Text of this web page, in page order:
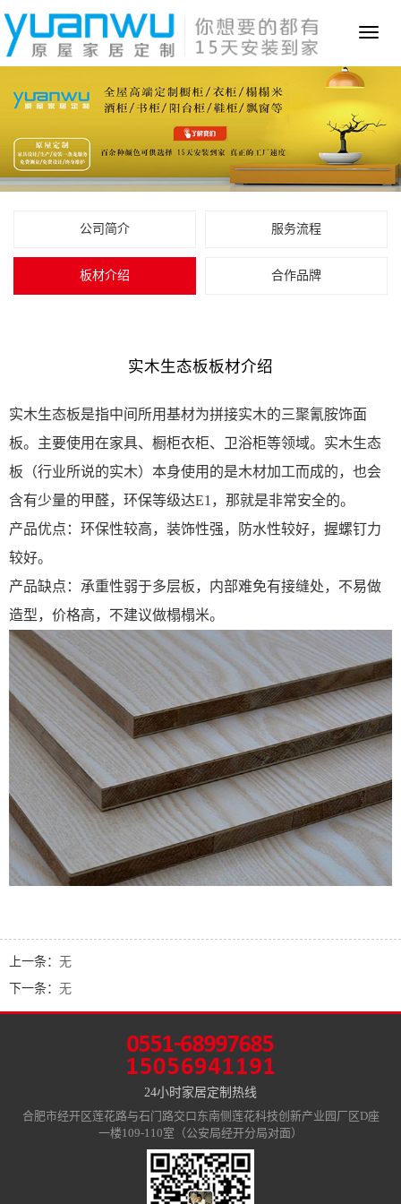
Toggle
公司简介 服务流程
板材介绍 合作品牌
实木生态板板材介绍
实木生态板是指中间所用基材为拼接实木的三聚氰胺饰面
板。主要使用在家具、橱柜衣柜、卫浴柜等领域。实木生态
板（行业所说的实木）本身使用的是木材加工而成的，也会
含有少量的甲醛，环保等级达E1，那就是非常安全的。
产品优点：环保性较高，装饰性强，防水性较好，握螺钉力
较好。
产品缺点：承重性弱于多层板，内部难免有接缝处，不易做
造型，价格高，不建议做榻榻米。
上一条： 无
下一条： 无
24小时家居定制热线
合肥市经开区莲花路与石门路交口东南侧莲花科技创新产业园厂区D座
一楼109-110室（公安局经开分局对面）